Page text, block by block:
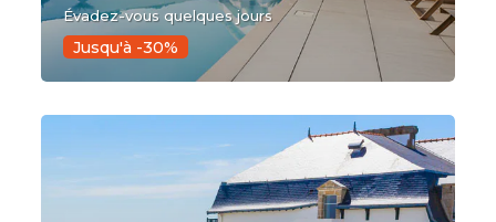
Évadez-vous quelques jours
Jusqu'à -30%